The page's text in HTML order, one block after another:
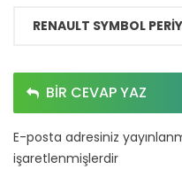
RENAULT SYMBOL
BIR CEVAP YAZ
E-posta adresiniz
işaretlenmişlerdir